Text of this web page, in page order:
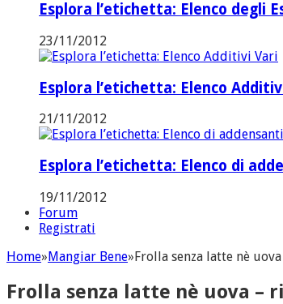
Esplora l’etichetta: Elenco degli
23/11/2012
Esplora l’etichetta: Elenco
21/11/2012
Esplora l’etichetta: Elenco di
19/11/2012
Forum
Registrati
Home»Mangiar Bene»Frolla senza latte nè
Frolla senza latte nè uova –